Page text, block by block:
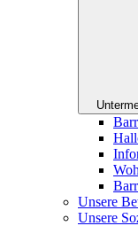
Unsere
Unsere